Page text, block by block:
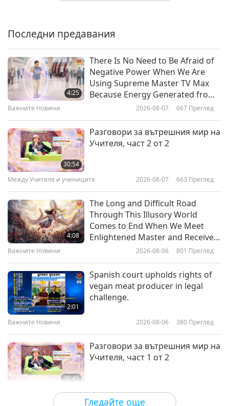
25:30
съобитатели
Chatting with Your Dog
Companion in the New Year
Through Communication Buttons
съобитатели
22:27
A Journey Exploring the
съобитатели
Discovering the Mesmerizing
World of Jabiru-People
съобитатели
Whispers of A New Era: Please
Help to Achieve It, Part 1of 2
съобитатели
Гледайте още
Последни предавания
4:25
There Is No Need to Be Afraid of
Negative Power When We Are
Using Supreme Master TV Max
Because Energy Generated from
It Is Far More Powerful than Any
Важните Новини 2026-08-07 667 Преглед
30:54
Разговори за вътрешния мир на
Учителя, част 2 от 2
Между Учителя и учениците 2026-08-07 663 Преглед
4:08
The Long and Difficult Road
Through This Illusory World
Comes to End When We Meet
Enlightened Master and Receive
Важните Новини 2026-08-06 801 Преглед
2:01
Spanish court upholds rights of
vegan meat producer in legal
challenge.
Важните Новини 2026-08-06 380 Преглед
38:45
Разговори за вътрешния мир на
Учителя, част 1 от 2
Между Учителя и учениците 2026-08-06 1006